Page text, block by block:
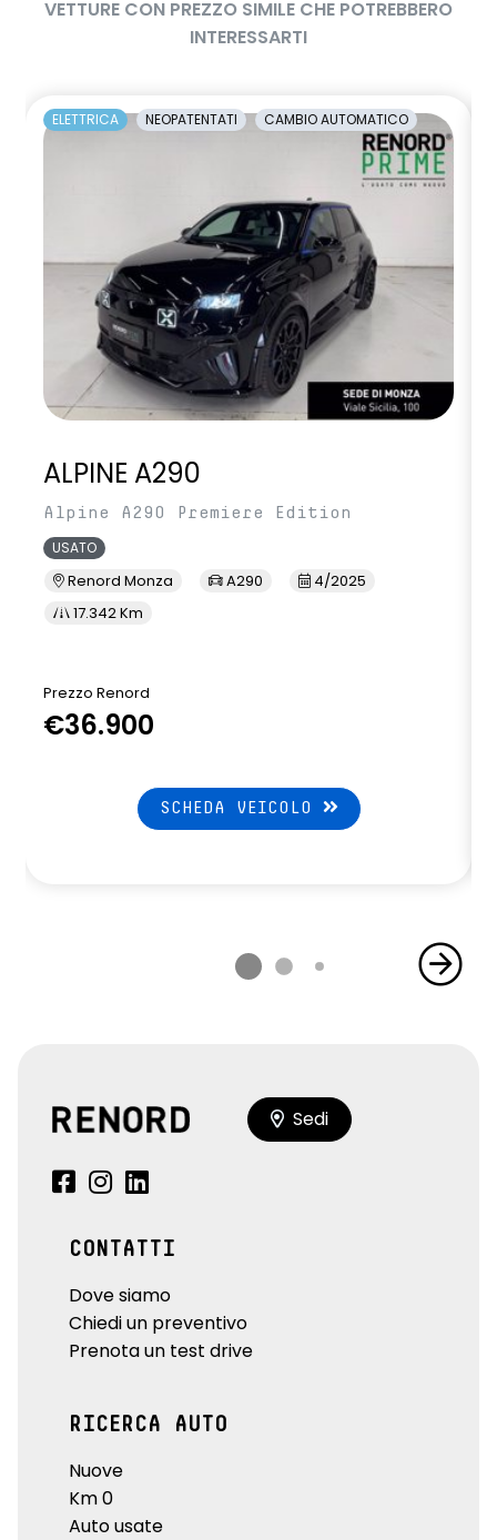
VETTURE CON PREZZO SIMILE CHE POTREBBERO
INTERESSARTI
ELETTRICA NEOPATENTATI CAMBIO AUTOMATICO
ALPINE A290
Alpine A290 Premiere Edition
USATO
Renord Monza A290
4/2025
17.342 Km
Prezzo Renord
€36.900
SCHEDA VEICOLO
Sedi
CONTATTI
Dove siamo
Chiedi un preventivo
Prenota un test drive
RICERCA AUTO
Nuove
Km 0
Auto usate